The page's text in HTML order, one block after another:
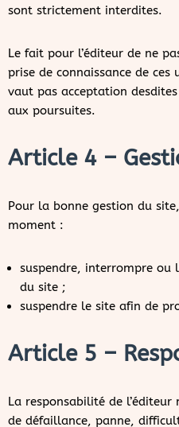
sont strictement interdites.
Le fait pour l’éditeur de ne
prise de connaissance de
vaut pas acceptation
aux poursuites.
Article 4 –
Pour la bonne gestion du
moment :
suspendre, interrompre ou
du site ;
suspendre le site afin de
Article 5 –
La responsabilité de
de défaillance, panne,